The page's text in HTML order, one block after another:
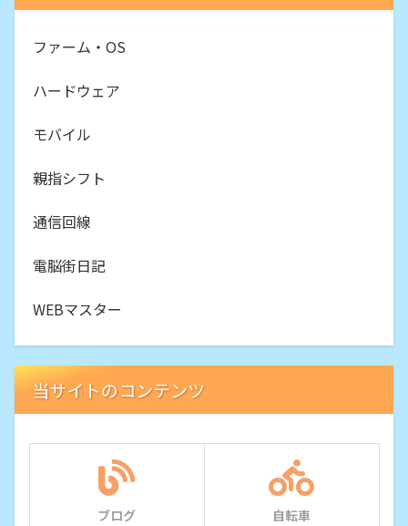
ファーム・OS
ハードウェア
モバイル
親指シフト
通信回線
電脳街日記
WEBマスター
当サイトのコンテンツ
ブログ 自転車